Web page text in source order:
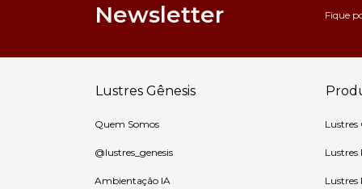
Newsletter Fique
Lustres Gênesis
Quem Somos
@lustres_genesis
Ambientação IA
Lustres
Lustres
Lustres